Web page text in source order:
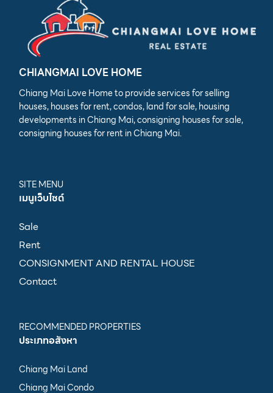
CHIANGMAI LOVE HOME
Chiang Mai Love Home to provide services for selling
houses, houses for rent, condos, land for sale, housing
developments in Chiang Mai, consigning houses for sale,
consigning houses for rent in Chiang Mai.
SITE MENU
เมนูเว็บไซต์
Sale
Rent
CONSIGNMENT AND RENTAL HOUSE
Contact
RECOMMENDED PROPERTIES
ประเภทอสังหา
Chiang Mai Land
Chiang Mai Condo